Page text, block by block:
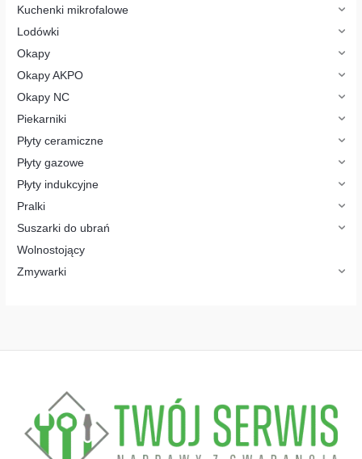
t
ó
w
Kuchenki mikrofalowe
Lodówki
Okapy
Okapy AKPO
Okapy NC
Piekarniki
Płyty ceramiczne
Płyty gazowe
Płyty indukcyjne
Pralki
Suszarki do ubrań
Wolnostojący
Zmywarki